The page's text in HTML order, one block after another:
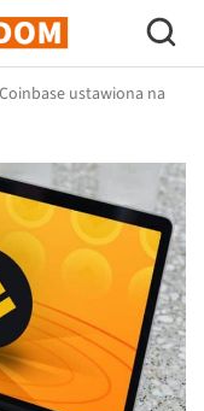
Coinbase ustawiona na